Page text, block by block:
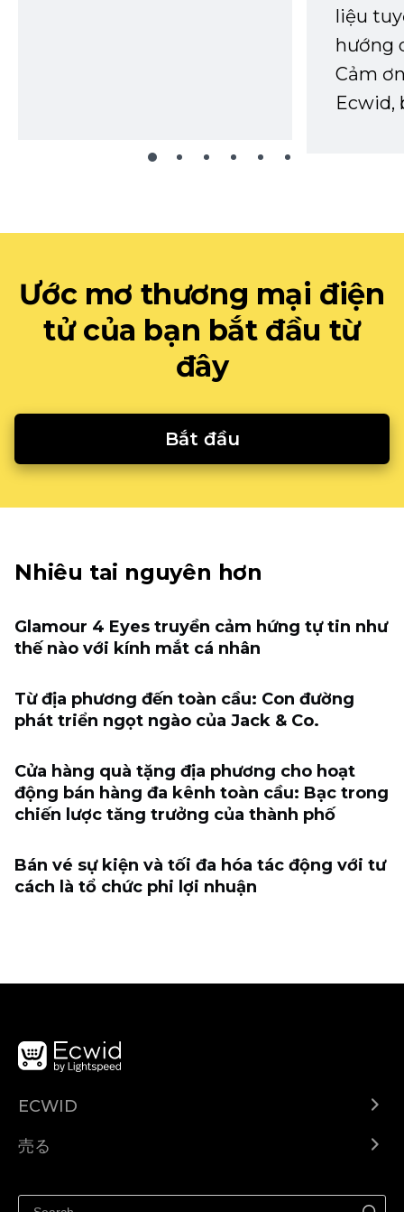
liệu
hướng
Cảm
Ecwid,
Ước mơ thương mại điện
tử của bạn bắt đầu từ
đây
Bắt đầu
Nhiêu tai nguyên hơn
Glamour 4 Eyes truyền cảm hứng tự tin như
thế nào với kính mắt cá nhân
Từ địa phương đến toàn cầu: Con đường
phát triển ngọt ngào của Jack & Co.
Cửa hàng quà tặng địa phương cho hoạt
động bán hàng đa kênh toàn cầu: Bạc trong
chiến lược tăng trưởng của thành phố
Bán vé sự kiện và tối đa hóa tác động với tư
cách là tổ chức phi lợi nhuận
ECWID
ヘルプセンター
売る
Facebookで販売する